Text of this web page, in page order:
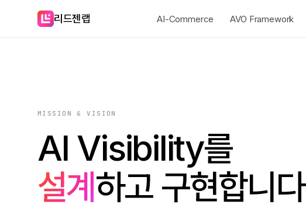
리드젠랩 AI-Commerce AVO Framework
MISSION & VISION
AI Visibility를
설계하고 구현합니다